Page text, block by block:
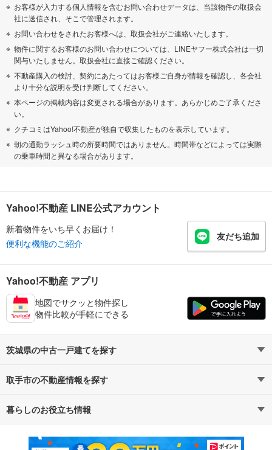
お客様が入力する個人情報を含むお問い合わせデータは、当該物件の取扱会
社に送信され、そこで管理されます。
お問い合わせをされたお客様へは、取扱会社がご連絡いたします。
物件に関するお客様のお問い合わせについては、LINEヤフー株式会社は一切
関与いたしません。取扱会社に直接ご確認ください。
不動産購入の検討、契約にあたってはお客様ご自身が情報を確認し、各会社
より十分な説明を受け判断してください。
本ページの掲載内容は変更される場合があります。あらかじめご了承くださ
い。
クチコミはYahoo!不動産が独自で収集したものを表示しています。
朝の通勤ラッシュ時の所要時間ではありません。時間帯などによっては実際
の乗車時間と異なる場合があります。
Yahoo!不動産 LINE公式アカウント
新着物件をいち早くお届け！
便利な機能のご紹介
友だち追加
Yahoo!不動産 アプリ
地図でサクッと物件探し
物件比較が手軽にできる
茨城県の中古一戸建てを探す
路線・駅から探す
通勤・通学時間から探す
取手市の不動産情報を探す
不動産・住宅
新築マンション 中古マンション
暮らしのお役立ち情報
マンションカタログ 教えて！住まいの先生